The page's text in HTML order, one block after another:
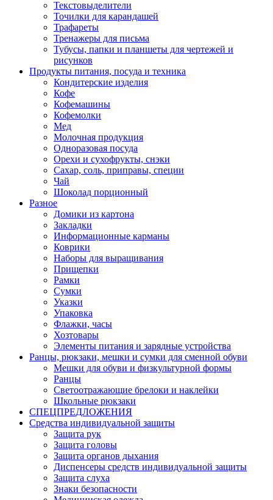
Текстовыделители
Точилки для карандашей
Трафареты
Тренажеры для письма
Тубусы, папки и планшеты для чертежей и
рисунков
Продукты питания, посуда и техника
Кондитерские изделия
Кофе
Кофемашины
Кофемолки
Мед
Молочная продукция
Одноразовая посуда
Орехи и сухофрукты, снэки
Сахар, соль, приправы, специи
Чай
Шоколад порционный
Разное
Домики из картона
Закладки
Информационные карманы
Коврики
Наборы для выращивания
Прищепки
Рамки
Сумки
Указки
Упаковка
Флажки, часы
Хозтовары
Элементы питания и зарядные устройства
Ранцы, рюкзаки, мешки и сумки для сменной обуви
Мешки для обуви и физкультурной формы
Ранцы
Светоотражающие брелоки и наклейки
Школьные рюкзаки
СПЕЦПРЕДЛОЖЕНИЯ
Средства индивидуальной защиты
Защита рук
Защита головы
Защита органов дыхания
Диспенсеры средств индивидуальной защиты
Защита слуха
Знаки безопасности